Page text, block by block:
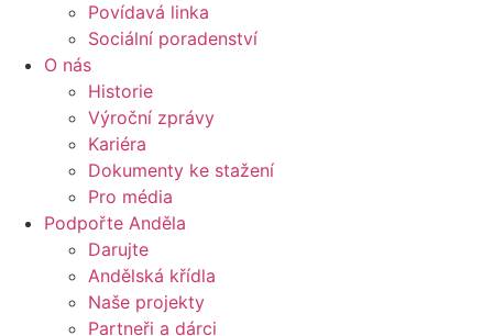
Povídavá linka
Sociální poradenství
O nás
Historie
Výroční zprávy
Kariéra
Dokumenty ke stažení
Pro média
Podpořte Anděla
Darujte
Andělská křídla
Naše projekty
Partneři a dárci